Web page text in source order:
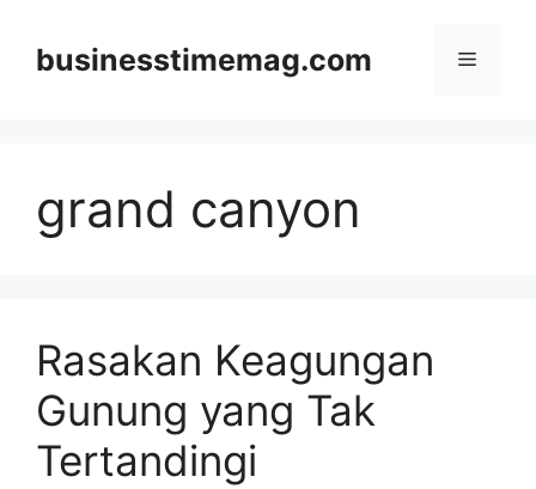
contentbusinesstimemag.com Menu
grand canyon
Rasakan Keagungan
Gunung yang Tak
Tertandingi